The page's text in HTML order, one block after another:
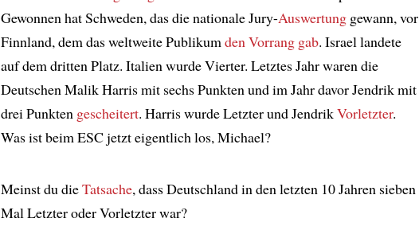
Gewonnen hat Schweden, das die nationale Jury-Auswertung gewann, vor
Finnland, dem das weltweite Publikumden Vorrang gab. Israel landete
auf dem dritten Platz. Italien wurde Vierter. Letztes Jahr waren die
Deutschen Malik Harris mit sechs Punkten und im Jahr davor Jendrik mit
drei Punkten gescheitert. Harris wurde Letzter und JendrikVorletzter.
Was ist beim ESC jetzt eigentlich los, Michael?
Meinst du dieTatsache, dass Deutschland in den letzten 10 Jahren sieben
Mal Letzter oder Vorletzter war?